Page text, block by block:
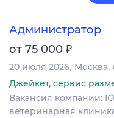
Администратор
от 75 000 ₽
20 июля 2026 Москва
Джейкет, сервис
Вакансия компании:
ветеринарная